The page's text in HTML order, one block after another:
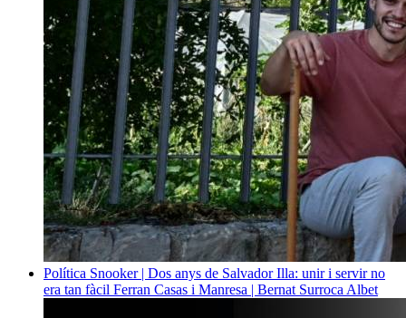
Política Snooker | Dos anys de Salvador Illa: unir i servir no
era tan fàcil Ferran Casas i Manresa | Bernat Surroca Albet